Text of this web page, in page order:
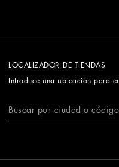
LOCALIZADOR DE TIENDAS
Introduce una ubicación para